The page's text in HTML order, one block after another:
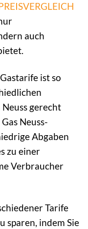
auch
ist so
gerecht
Neuss-
Abgaben
zu einer
Verbraucher
Tarife
sparen, indem Sie